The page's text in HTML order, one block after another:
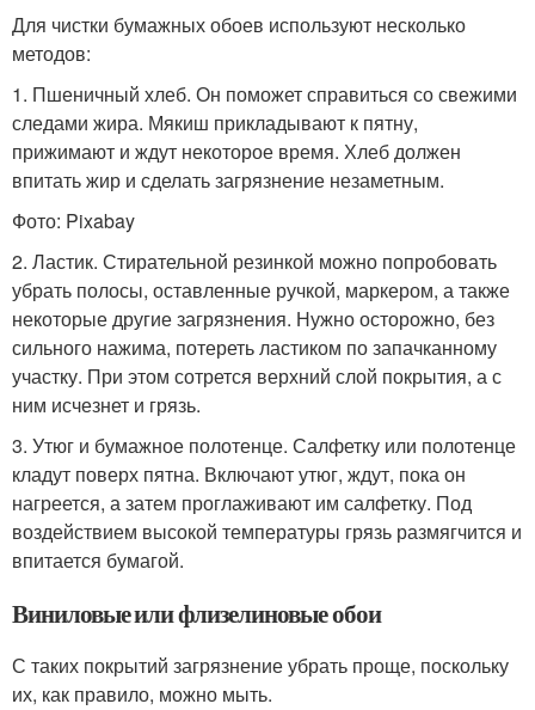
Для чистки бумажных обоев используют несколько
методов:
1. Пшеничный хлеб. Он поможет справиться со свежими
следами жира. Мякиш прикладывают к пятну,
прижимают и ждут некоторое время. Хлеб должен
впитать жир и сделать загрязнение незаметным.
Фото: Pixabay
2. Ластик. Стирательной резинкой можно попробовать
убрать полосы, оставленные ручкой, маркером, а также
некоторые другие загрязнения. Нужно осторожно, без
сильного нажима, потереть ластиком по запачканному
участку. При этом сотрется верхний слой покрытия, а с
ним исчезнет и грязь.
3. Утюг и бумажное полотенце. Салфетку или полотенце
кладут поверх пятна. Включают утюг, ждут, пока он
нагреется, а затем проглаживают им салфетку. Под
воздействием высокой температуры грязь размягчится и
впитается бумагой.
Виниловые или флизелиновые обои
С таких покрытий загрязнение убрать проще, поскольку
их, как правило, можно мыть.